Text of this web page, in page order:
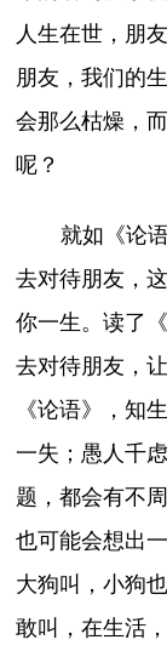
人生在世，朋
朋友，我们的
会那么枯燥，
呢？
就如《论
去对待朋友，
你一生。读了
去对待朋友，
《论语》，知
一失；愚人千
题，都会有不
也可能会想出
大狗叫，小狗
敢叫，在生活